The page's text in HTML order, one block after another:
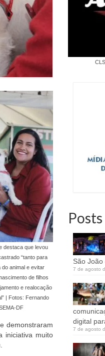
destaca que levou
“tanto para
animal e evitar
de filhos
e realocação
| Fotos: Fernando
DF
demonstraram
iniciativa muito
São
7 de agosto
digital
7 de agosto